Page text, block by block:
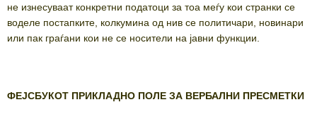
не изнесуваат конкретни податоци за тоа меѓу кои странки се
воделе постапките, колкумина од нив се политичари, новинари
или пак граѓани кои не се носители на јавни функции.
ФЕЈСБУКОТ ПРИКЛАДНО ПОЛЕ ЗА ВЕРБАЛНИ ПРЕСМЕТКИ